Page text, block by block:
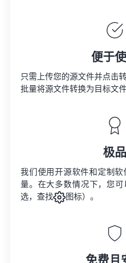
便于
只需上传您的源文件并点击
批量将源文件转换为目标文件
极品
我们使用开源软件和定制
量。在大多数情况下，您可
选，查找
图标）。